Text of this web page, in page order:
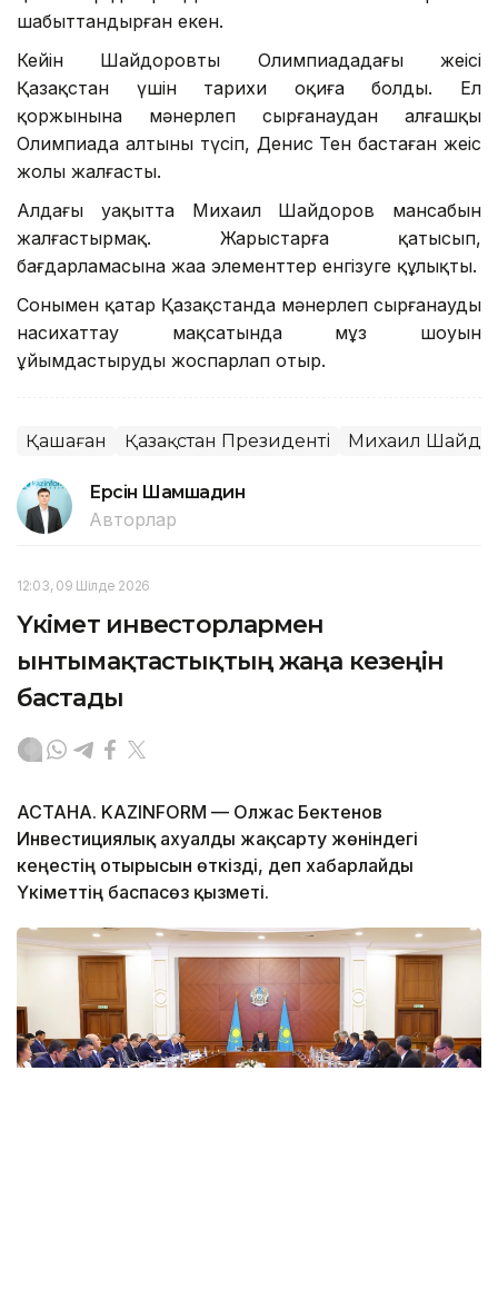
шабыттандырған екен.
Кейін Шайдоровтың Олимпиададағы жеңісі
Қазақстан үшін тарихи оқиға болды. Ел
қоржынына мәнерлеп сырғанаудан алғашқы
Олимпиада алтыны түсіп, Денис Тен бастаған жеңіс
жолы жалғасты.
Алдағы уақытта Михаил Шайдоров мансабын
жалғастырмақ. Жарыстарға қатысып,
бағдарламасына жаңа элементтер енгізуге құлықты.
Сонымен қатар Қазақстанда мәнерлеп сырғанауды
насихаттау мақсатында мұз шоуын
ұйымдастыруды жоспарлап отыр.
Қашаған Қазақстан Президенті Михаил
Ерсiн Шамшадин
Авторлар
12:03, 09 Шілде 2026
Үкімет инвесторлармен
ынтымақтастықтың жаңа кезеңін
бастады
АСТАНА. KAZINFORM — Олжас Бектенов
Инвестициялық ахуалды жақсарту жөніндегі
кеңестің отырысын өткізді, деп хабарлайды
Үкіметтің баспасөз қызметі.